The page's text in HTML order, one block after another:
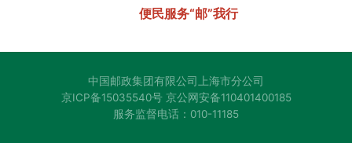
便民服务“邮”我行
中国邮政集团有限公司上海市分公司
京ICP备15035540号 京公网安备110401400185
服务监督电话：010-11185